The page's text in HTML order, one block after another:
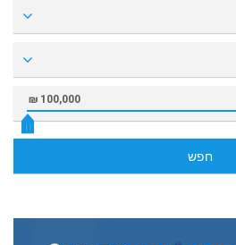
100,000 ₪
חפש